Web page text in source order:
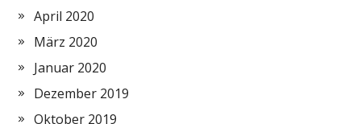
April 2020
März 2020
Januar 2020
Dezember 2019
Oktober 2019